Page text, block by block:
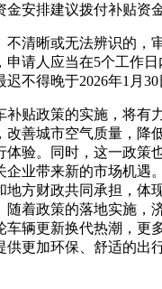
安排建议拨付补贴资金
不清晰或无法辨识的，
申请人应当在5个工作
不得晚于2026年1月30
补贴政策的实施，将有
改善城市空气质量，降
体验。同时，这一政策
企业带来新的市场机遇
地方财政共同承担，体
随着政策的落地实施，
车辆更新换代热潮，更
供更加环保、舒适的出